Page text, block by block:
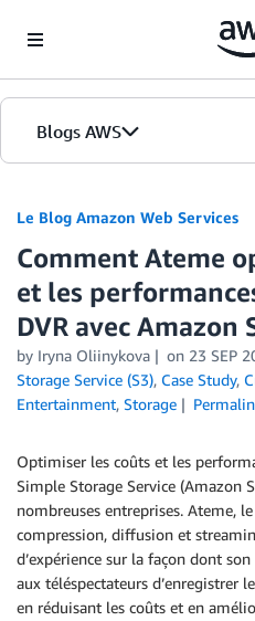
Blogs AWS
Accueil
Éditions
Le Blog Amazon Web Services
Comment Ateme
et les
DVR avec Amazon
by Iryna Oliinykova on 23 SEP
Storage Service (S3), Case Study,
Entertainment, Storage
Optimiser les coûts et les
Simple Storage Service (Amazon
nombreuses entreprises. Ateme,
compression, diffusion et
d’expérience sur la façon dont
aux téléspectateurs d’enregistrer
en réduisant les coûts et en